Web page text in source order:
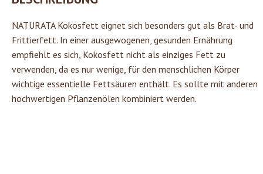
NATURATA Kokosfett eignet sich besonders gut als Brat- und
Frittierfett. In einer ausgewogenen, gesunden Ernährung
empfiehlt es sich, Kokosfett nicht als einziges Fett zu
verwenden, da es nur wenige, für den menschlichen Körper
wichtige essentielle Fettsäuren enthält. Es sollte mit anderen
hochwertigen Pflanzenölen kombiniert werden.